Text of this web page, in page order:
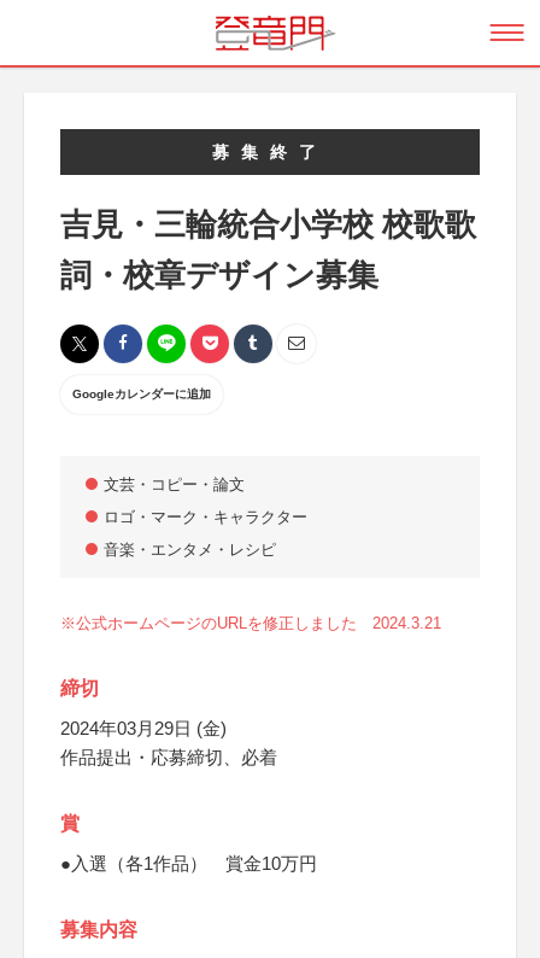
募集終了
吉見・三輪統合小学校 校歌歌
詞・校章デザイン募集
Googleカレンダーに追加
文芸・コピー・論文
ロゴ・マーク・キャラクター
音楽・エンタメ・レシピ
※公式ホームページのURLを修正しました 2024.3.21
締切
2024年03月29日 (金)
作品提出・応募締切、必着
賞
●入選（各1作品） 賞金10万円
募集内容